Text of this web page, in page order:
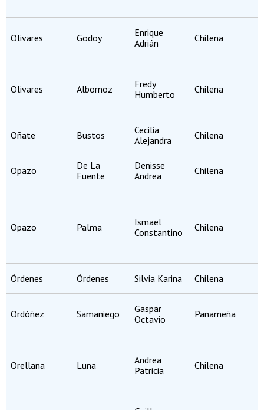
Olivares Godoy
Enrique
Adrián
Chilena
Olivares Albornoz
Fredy
Humberto
Chilena
Oñate Bustos
Cecilia
Alejandra
Chilena
Opazo
De La
Fuente
Denisse
Andrea
Chilena
Opazo Palma
Ismael
Constantino
Chilena
Órdenes Órdenes Silvia Karina Chilena
Ordóñez Samaniego
Gaspar
Octavio
Panameña
Orellana Luna
Andrea
Patricia
Chilena